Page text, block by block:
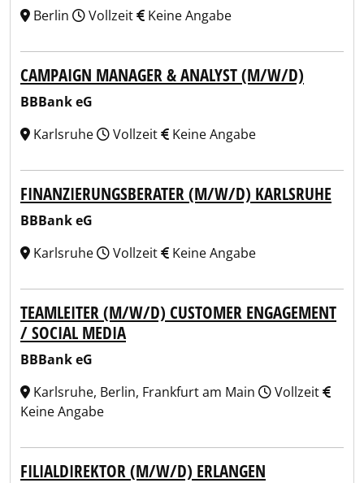
Berlin
Vollzeit Keine Angabe
CAMPAIGN MANAGER & ANALYST (M/W/D)
BBBank eG
Karlsruhe
Vollzeit Keine Angabe
FINANZIERUNGSBERATER (M/W/D) KARLSRUHE
BBBank eG
Karlsruhe
Vollzeit Keine Angabe
TEAMLEITER (M/W/D) CUSTOMER ENGAGEMENT
/ SOCIAL MEDIA
BBBank eG
Karlsruhe, Berlin, Frankfurt am Main
Vollzeit
Keine Angabe
FILIALDIREKTOR (M/W/D) ERLANGEN